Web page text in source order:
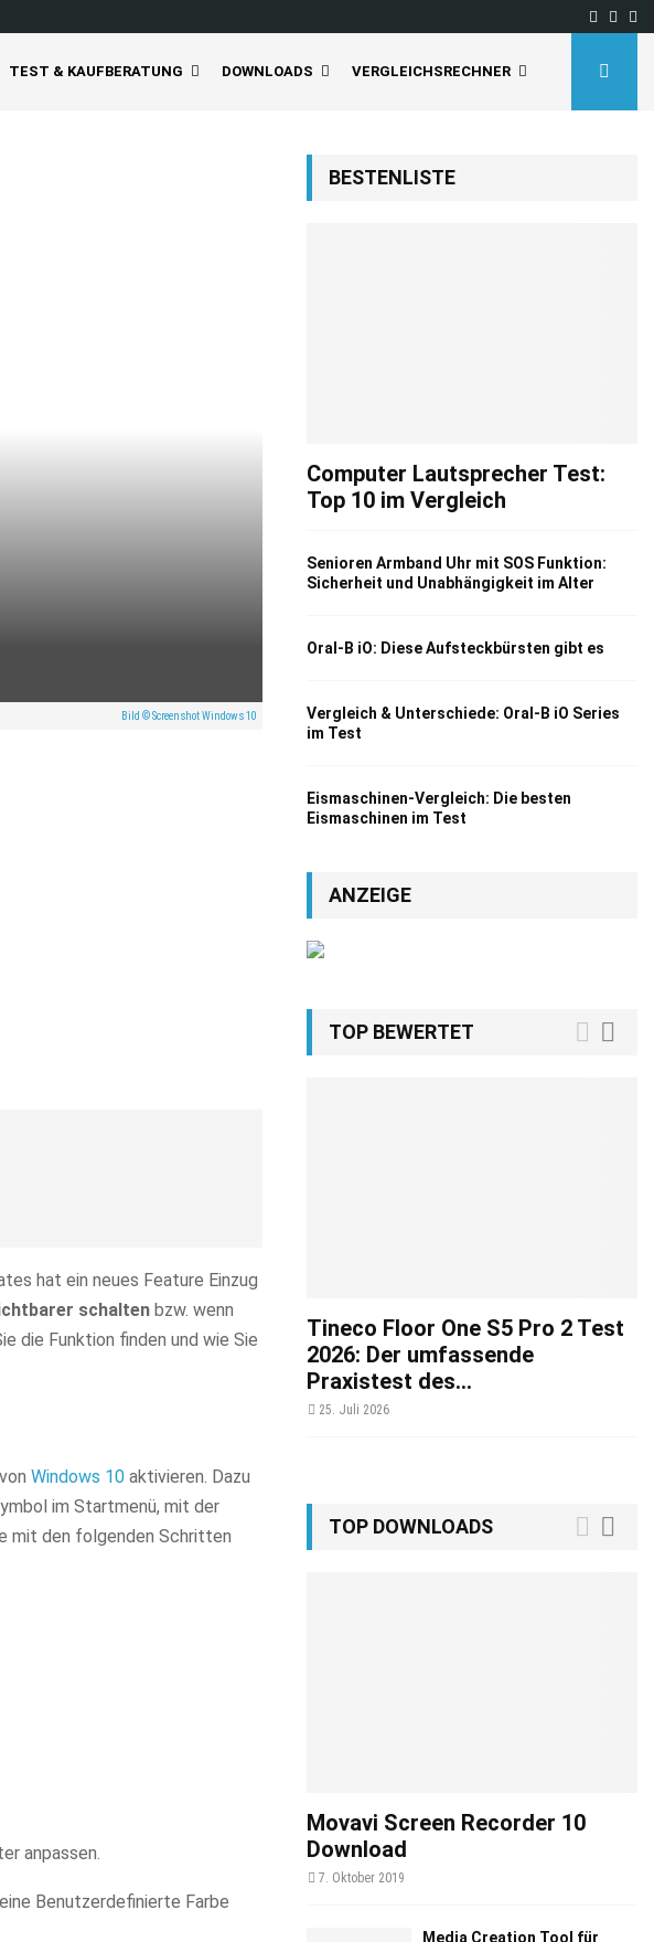
TEST & KAUFBERATUNG DOWNLOADS VERGLEICHSRECHNER
Bild © Screenshot Windows 10
hat ein neues Feature Einzug
schalten bzw. wenn
die Funktion finden und wie Sie
Windows 10 aktivieren. Dazu
im Startmenü, mit der
mit den folgenden Schritten
anpassen.
Benutzerdefinierte Farbe
BESTENLISTE
Computer Lautsprecher Test:
Top 10 im Vergleich
Senioren Armband Uhr mit SOS Funktion:
Sicherheit und Unabhängigkeit im Alter
Oral-B iO: Diese Aufsteckbürsten gibt es
Vergleich & Unterschiede: Oral-B iO Series
im Test
Eismaschinen-Vergleich: Die besten
Eismaschinen im Test
ANZEIGE
TOP BEWERTET
Tineco Floor One S5 Pro 2 Test
2026: Der umfassende
Praxistest des...
25. Juli 2026
TOP DOWNLOADS
Movavi Screen Recorder 10
Download
7. Oktober 2019
Media Creation Tool für